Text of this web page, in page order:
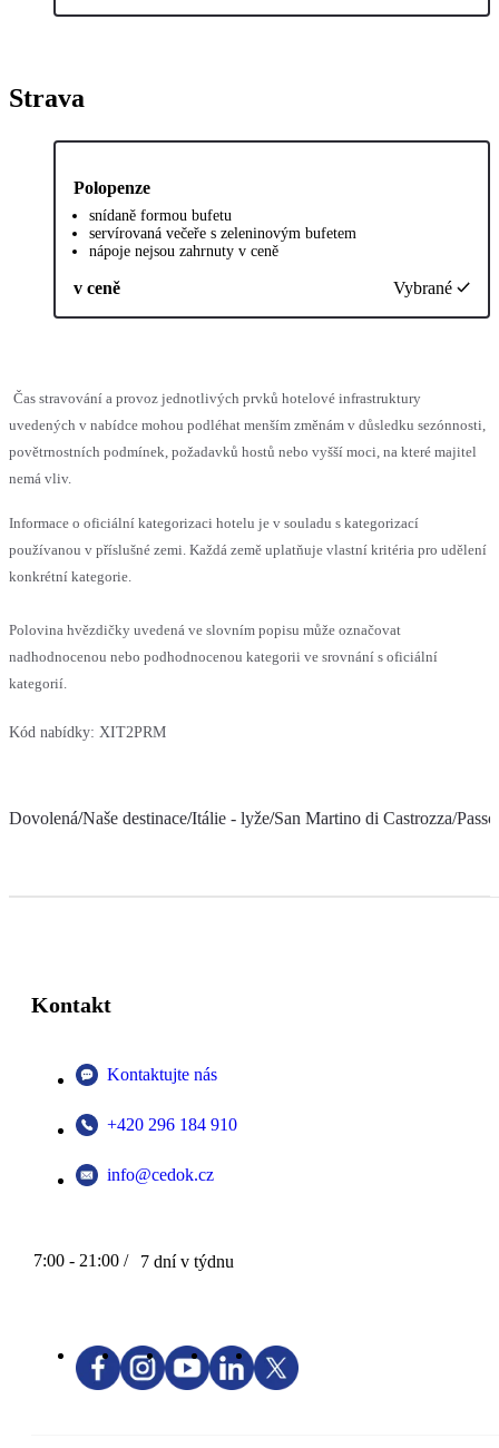
Strava
Polopenze
snídaně formou bufetu
servírovaná večeře s zeleninovým bufetem
nápoje nejsou zahrnuty v ceně
v ceně Vybrané
Čas stravování a provoz jednotlivých prvků hotelové infrastruktury
uvedených v nabídce mohou podléhat menším změnám v důsledku sezónnosti,
povětrnostních podmínek, požadavků hostů nebo vyšší moci, na které majitel
nemá vliv.
Informace o oficiální kategorizaci hotelu je v souladu s kategorizací
používanou v příslušné zemi. Každá země uplatňuje vlastní kritéria pro udělení
konkrétní kategorie.
Polovina hvězdičky uvedená ve slovním popisu může označovat
nadhodnocenou nebo podhodnocenou kategorii ve srovnání s oficiální
kategorií.
Kód nabídky: XIT2PRM
Dovolená/Naše destinace/Itálie - lyže/San Martino di Castrozza/
Kontakt
Kontaktujte nás
+420 296 184 910
info@cedok.cz
7:00 - 21:00 / 7 dní v týdnu